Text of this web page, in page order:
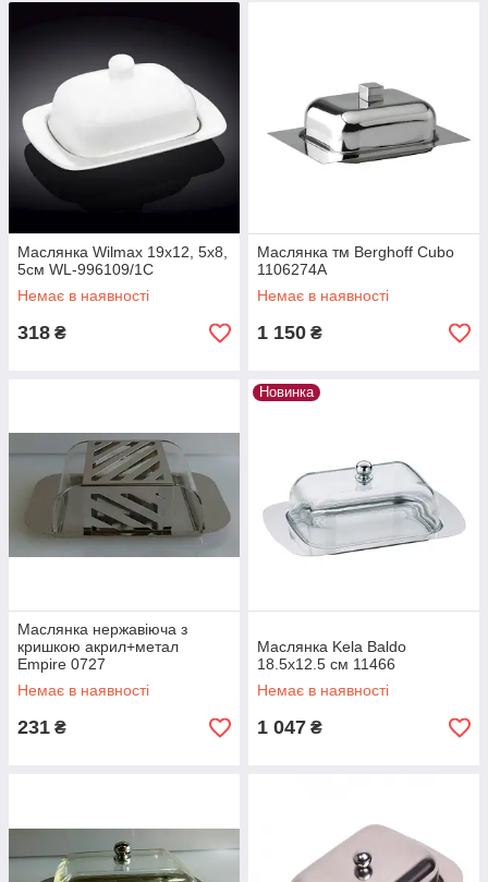
Маслянка Wilmax 19х12, 5х8,
5см WL-996109/1C
Немає в наявності
318 ₴
Маслянка тм Berghoff Cubo
1106274А
Немає в наявності
1 150 ₴
Маслянка нержавіюча з
кришкою акрил+метал
Empire 0727
Немає в наявності
231 ₴
Новинка
Маслянка Kela Baldo
18.5х12.5 см 11466
Немає в наявності
1 047 ₴